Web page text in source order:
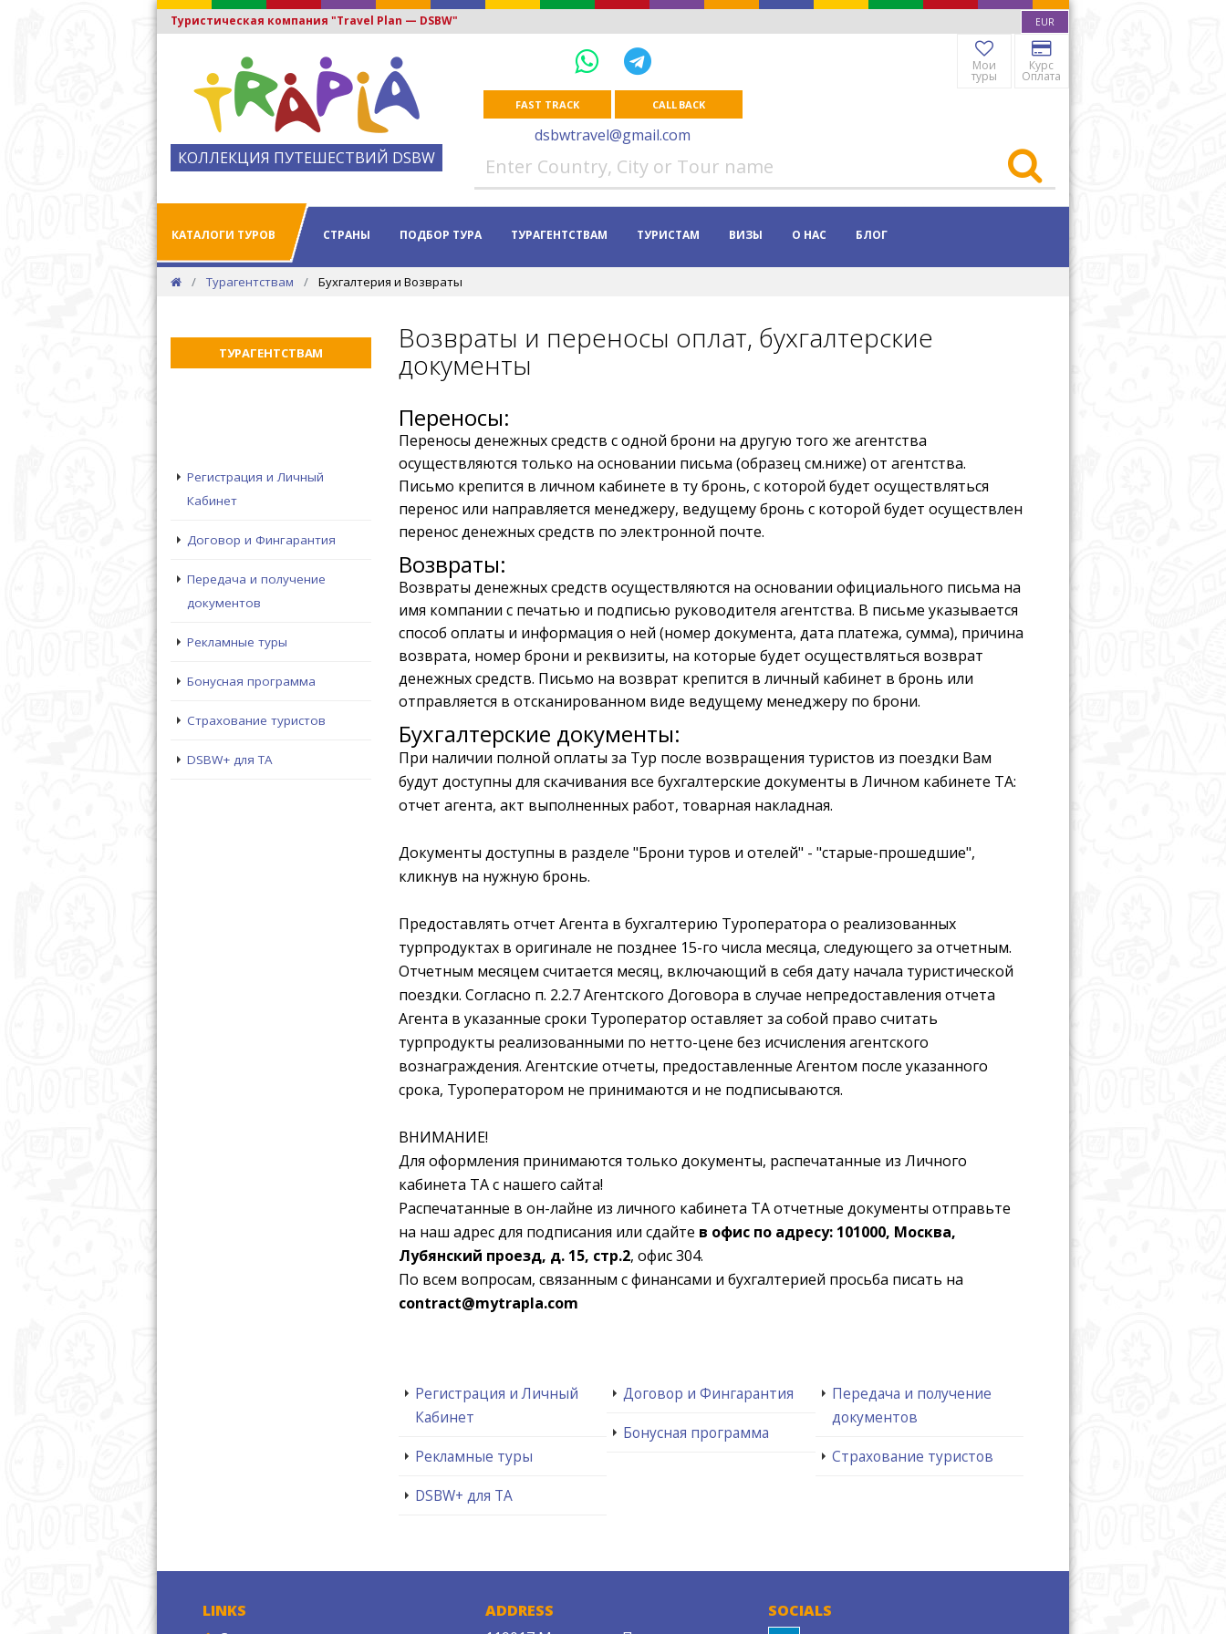
Туристическая компания "Travel Plan — DSBW" EUR
КОЛЛЕКЦИЯ ПУТЕШЕСТВИЙ DSBW
FAST TRACK CALL BACK
dsbwtravel@gmail.com
Мои
туры
Курс
Оплата
КАТАЛОГИ ТУРОВ СТРАНЫ ПОДБОР ТУРА ТУРАГЕНТСТВАМ ТУРИСТАМ ВИЗЫ О НАС БЛОГ
Турагентствам Бухгалтерия и Возвраты
ТУРАГЕНТСТВАМ
Регистрация и Личный
Кабинет
Договор и Фингарантия
Передача и получение
документов
Рекламные туры
Бонусная программа
Страхование туристов
DSBW+ для ТА
Возвраты и переносы оплат, бухгалтерские
документы
Переносы:
Переносы денежных средств с одной брони на другую того же агентства
осуществляются только на основании письма (образец см.ниже) от агентства.
Письмо крепится в личном кабинете в ту бронь, с которой будет осуществляться
перенос или направляется менеджеру, ведущему бронь с которой будет осуществлен
перенос денежных средств по электронной почте.
Возвраты:
Возвраты денежных средств осуществляются на основании официального письма на
имя компании с печатью и подписью руководителя агентства. В письме указывается
способ оплаты и информация о ней (номер документа, дата платежа, сумма), причина
возврата, номер брони и реквизиты, на которые будет осуществляться возврат
денежных средств. Письмо на возврат крепится в личный кабинет в бронь или
отправляется в отсканированном виде ведущему менеджеру по брони.
Бухгалтерские документы:
При наличии полной оплаты за Тур после возвращения туристов из поездки Вам
будут доступны для скачивания все бухгалтерские документы в Личном кабинете ТА:
отчет агента, акт выполненных работ, товарная накладная.
Документы доступны в разделе "Брони туров и отелей" - "старые-прошедшие",
кликнув на нужную бронь.
Предоставлять отчет Агента в бухгалтерию Туроператора о реализованных
турпродуктах в оригинале не позднее 15-го числа месяца, следующего за отчетным.
Отчетным месяцем считается месяц, включающий в себя дату начала туристической
поездки. Согласно п. 2.2.7 Агентского Договора в случае непредоставления отчета
Агента в указанные сроки Туроператор оставляет за собой право считать
турпродукты реализованными по нетто-цене без исчисления агентского
вознаграждения. Агентские отчеты, предоставленные Агентом после указанного
срока, Туроператором не принимаются и не подписываются.
ВНИМАНИЕ!
Для оформления принимаются только документы, распечатанные из Личного
кабинета ТА с нашего сайта!
Распечатанные в он-лайне из личного кабинета ТА отчетные документы отправьте
на наш адрес для подписания или сдайте в офис по адресу: 101000, Москва,
Лубянский проезд, д. 15, стр.2, офис 304.
По всем вопросам, связанным с финансами и бухгалтерией просьба писать на
contract@mytrapla.com
Регистрация и Личный
Кабинет
Рекламные туры
DSBW+ для ТА
Договор и Фингарантия
Бонусная программа
Передача и получение
документов
Страхование туристов
LINKS
ADDRESS
SOCIALS